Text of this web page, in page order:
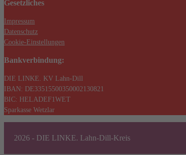
Gesetzliches
Impressum
Datenschutz
Cookie-Einstellungen
Bankverbindung:
DIE LINKE. KV Lahn-Dill
IBAN: DE33515500350002130821
BIC: HELADEF1WET
Sparkasse Wetzlar
2026 - DIE LINKE. Lahn-Dill-Kreis